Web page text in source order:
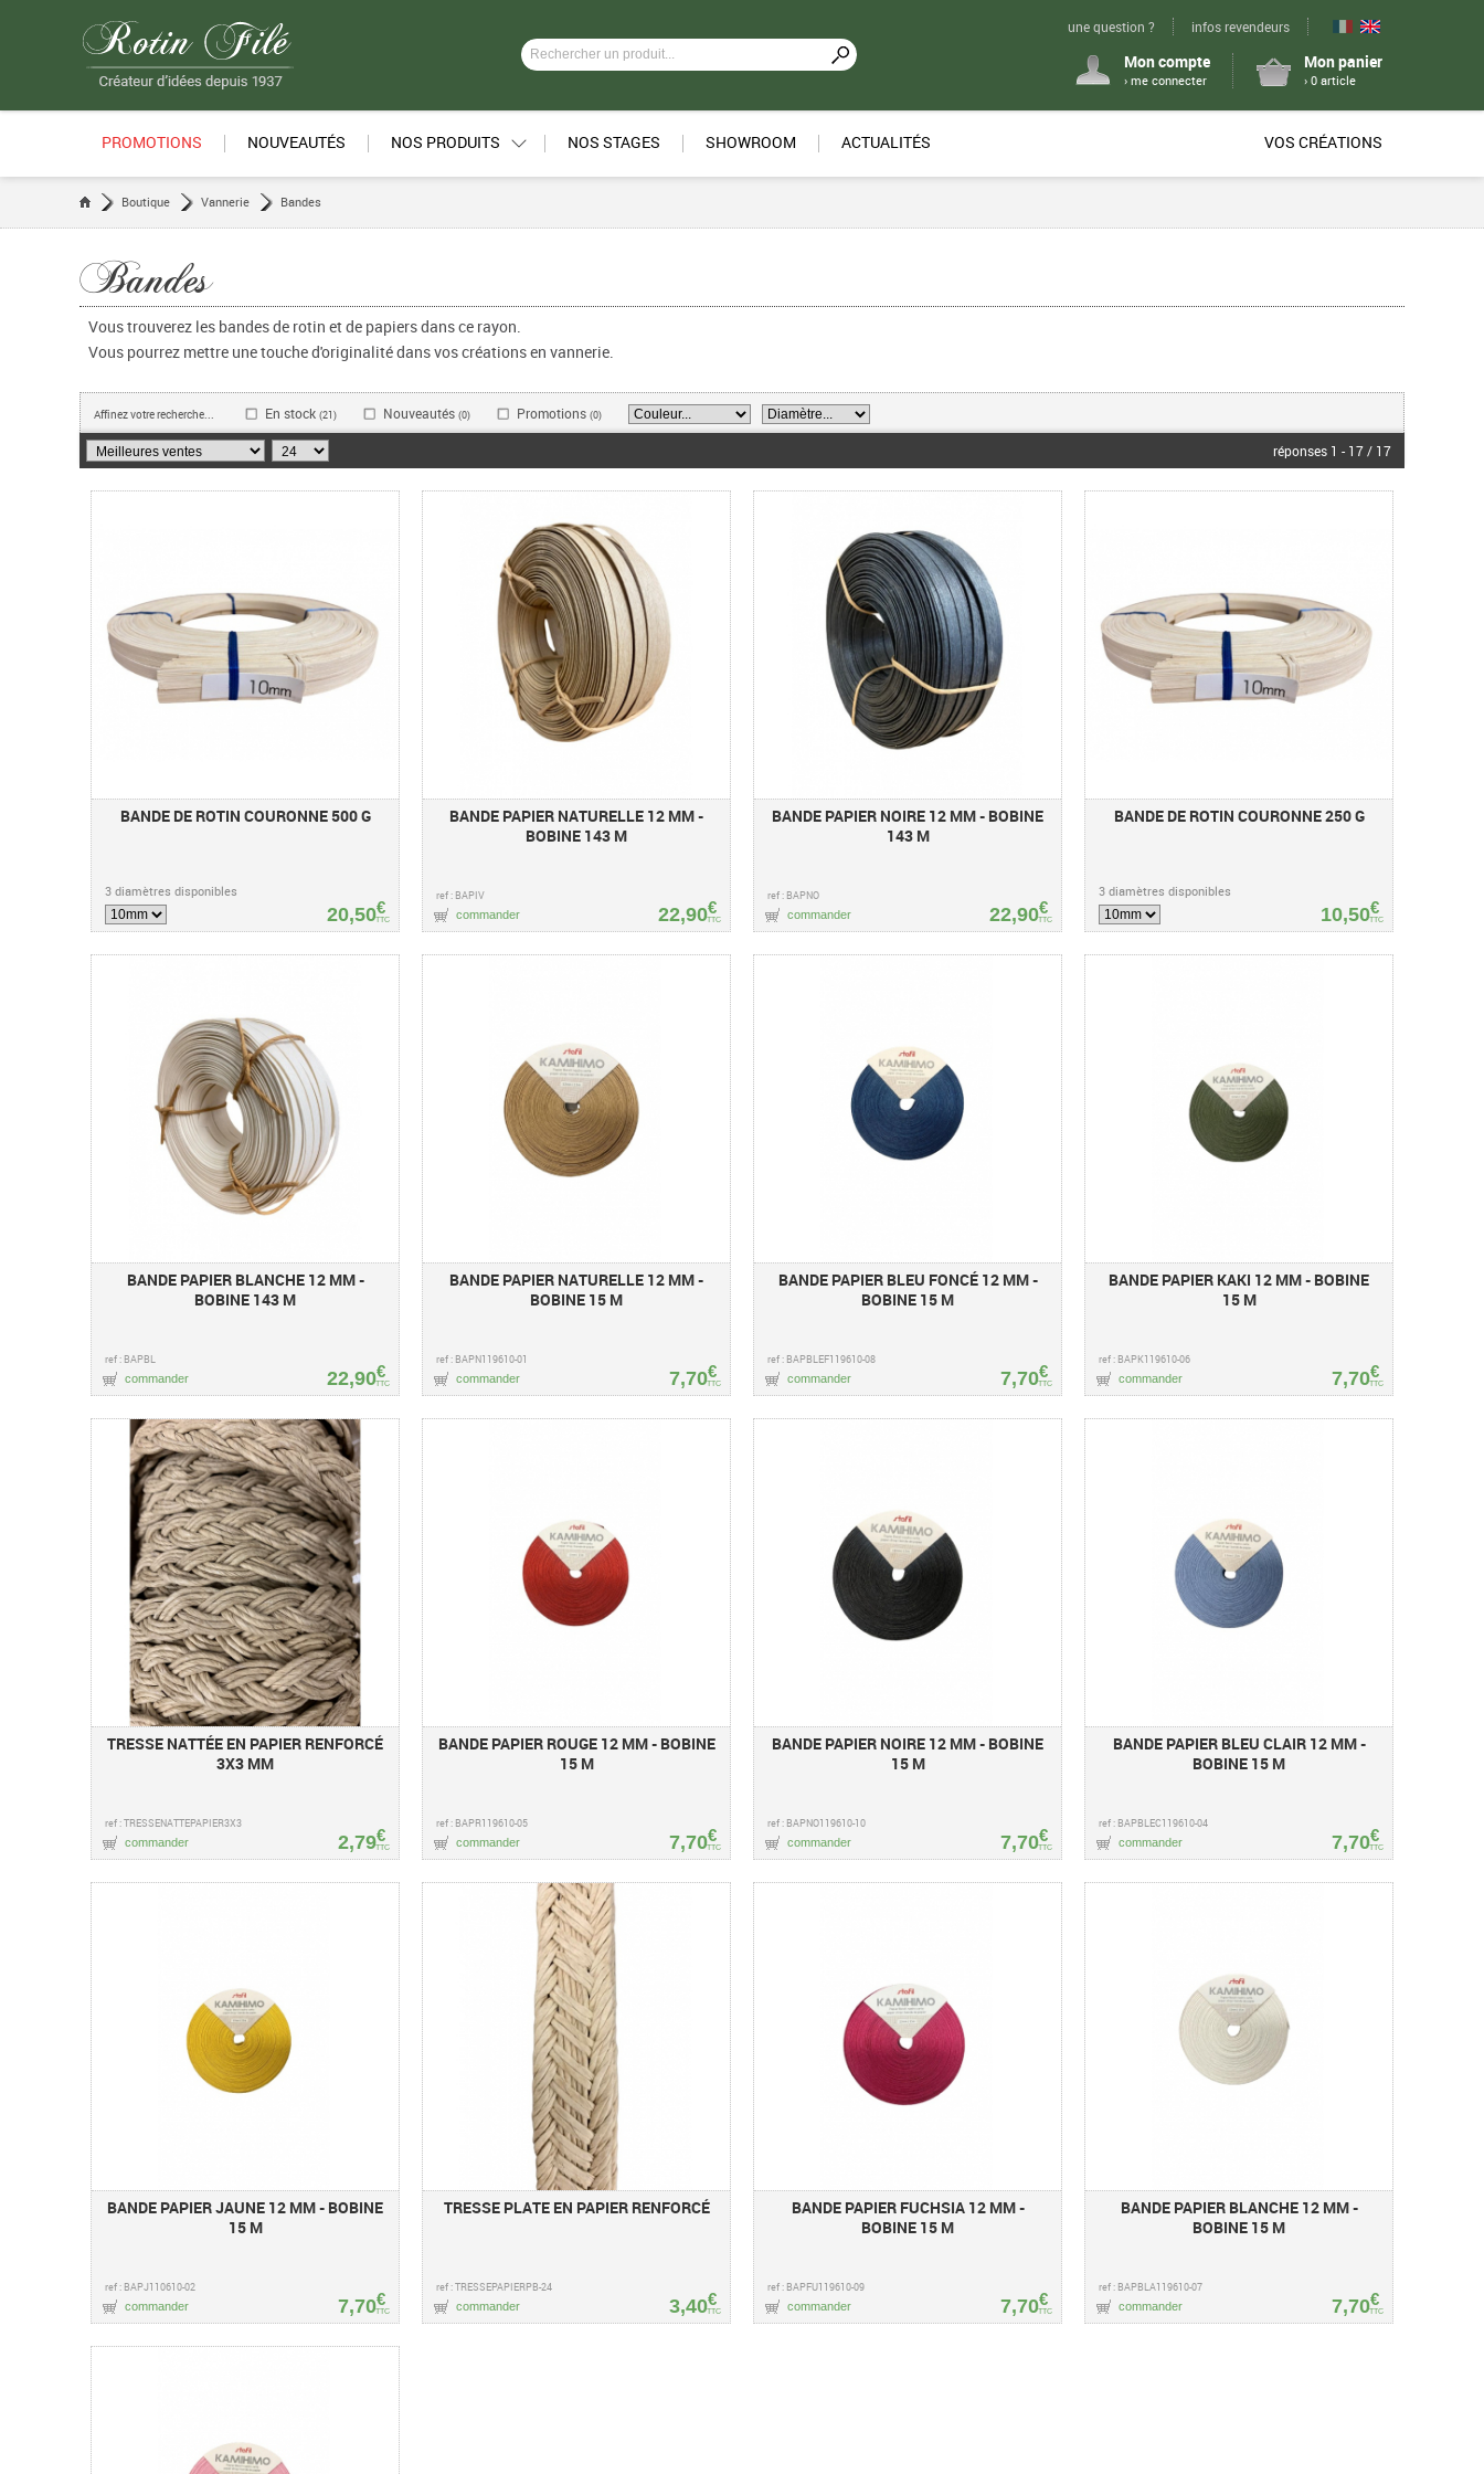
Mon compte
› me connecter
Mon panier
› 0 article
une question ? infos revendeurs
PROMOTIONS NOUVEAUTÉS NOS PRODUITS NOS STAGES SHOWROOM ACTUALITÉS VOS CRÉATIONS
Boutique Vannerie Bandes
Bandes
Vous trouverez les bandes de rotin et de papiers dans ce rayon.
Vous pourrez mettre une touche d'originalité dans vos créations en vannerie.
Affinez votre recherche... En stock (21) Nouveautés (0) Promotions (0)
réponses 1 - 17 / 17
BANDE DE ROTIN COURONNE 500 G
3 diamètres disponibles
20,50€
TTC
BANDE PAPIER NATURELLE 12 MM -
BOBINE 143 M
ref : BAPIV
22,90€
TTC
commander
BANDE PAPIER NOIRE 12 MM - BOBINE
143 M
ref : BAPNO
22,90€
TTC
commander
BANDE DE ROTIN COURONNE 250 G
3 diamètres disponibles
10,50€
TTC
BANDE PAPIER BLANCHE 12 MM -
BOBINE 143 M
ref : BAPBL
22,90€
TTC
commander
BANDE PAPIER NATURELLE 12 MM -
BOBINE 15 M
ref : BAPN119610-01
7,70€
TTC
commander
BANDE PAPIER BLEU FONCÉ 12 MM -
BOBINE 15 M
ref : BAPBLEF119610-08
7,70€
TTC
commander
BANDE PAPIER KAKI 12 MM - BOBINE
15 M
ref : BAPK119610-06
7,70€
TTC
commander
TRESSE NATTÉE EN PAPIER RENFORCÉ
3X3 MM
ref : TRESSENATTEPAPIER3X3
2,79€
TTC
commander
BANDE PAPIER ROUGE 12 MM - BOBINE
15 M
ref : BAPR119610-05
7,70€
TTC
commander
BANDE PAPIER NOIRE 12 MM - BOBINE
15 M
ref : BAPNO119610-10
7,70€
TTC
commander
BANDE PAPIER BLEU CLAIR 12 MM -
BOBINE 15 M
ref : BAPBLEC119610-04
7,70€
TTC
commander
BANDE PAPIER JAUNE 12 MM - BOBINE
15 M
ref : BAPJ110610-02
7,70€
TTC
commander
TRESSE PLATE EN PAPIER RENFORCÉ
ref : TRESSEPAPIERPB-24
3,40€
TTC
commander
BANDE PAPIER FUCHSIA 12 MM -
BOBINE 15 M
ref : BAPFU119610-09
7,70€
TTC
commander
BANDE PAPIER BLANCHE 12 MM -
BOBINE 15 M
ref : BAPBLA119610-07
7,70€
TTC
commander